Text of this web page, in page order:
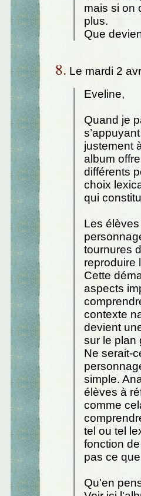
mais si on
plus.
Que
8. Le mardi 2
Eveline,
Quand je
justement
album
différents
choix
qui
Les
tournures
reproduire
Cette
aspects
contexte
devient
sur le plan
Ne serait-
simple.
élèves à
comme
tel ou tel
fonction
pas ce
Qu'en